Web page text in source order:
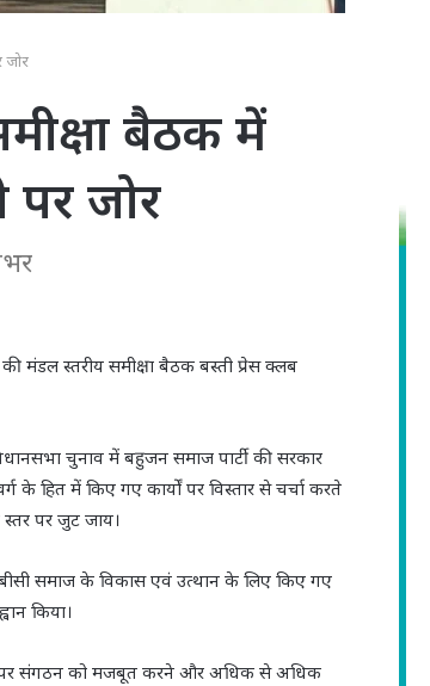
जोर
बैठक में
जोर
की मंडल स्तरीय समीक्षा बैठक बस्ती प्रेस क्लब
चुनाव में बहुजन समाज पार्टी की सरकार
के हित में किए गए कार्यों पर विस्तार से चर्चा करते
पर जुट जाय।
समाज के विकास एवं उत्थान के लिए किए गए
किया।
पर संगठन को मजबूत करने और अधिक से अधिक